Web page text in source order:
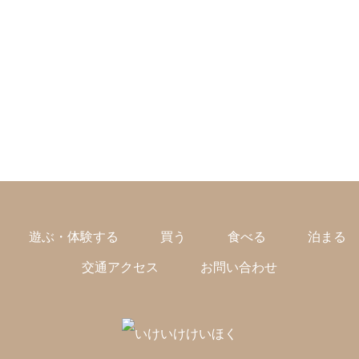
遊ぶ・体験する 買う 食べる 泊まる
交通アクセス
お問い合わせ